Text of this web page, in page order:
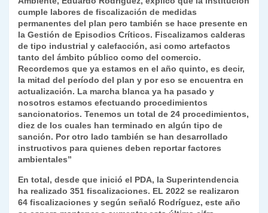
cumple labores de fiscalización de medidas
permanentes del plan pero también se hace presente en
la Gestión de Episodios Críticos. Fiscalizamos calderas
de tipo industrial y calefacción, asi como artefactos
tanto del ámbito público como del comercio.
Recordemos que ya estamos en el año quinto, es decir,
la mitad del período del plan y por eso se encuentra en
actualización. La marcha blanca ya ha pasado y
nosotros estamos efectuando procedimientos
sancionatorios. Tenemos un total de 24 procedimientos,
diez de los cuales han terminado en algún tipo de
sanción. Por otro lado también se han desarrollado
instructivos para quienes deben reportar factores
ambientales”
En total, desde que inició el PDA, la Superintendencia
ha realizado 351 fiscalizaciones. EL 2022 se realizaron
64 fiscalizaciones y según señaló Rodríguez, este año